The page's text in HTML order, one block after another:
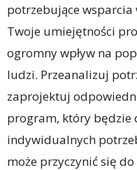
potrzebujące
Twoje umiejętności
ogromny wpływ na
ludzi. Przeanalizuj
zaprojektuj
program, który będzie
indywidualnych
może przyczynić się